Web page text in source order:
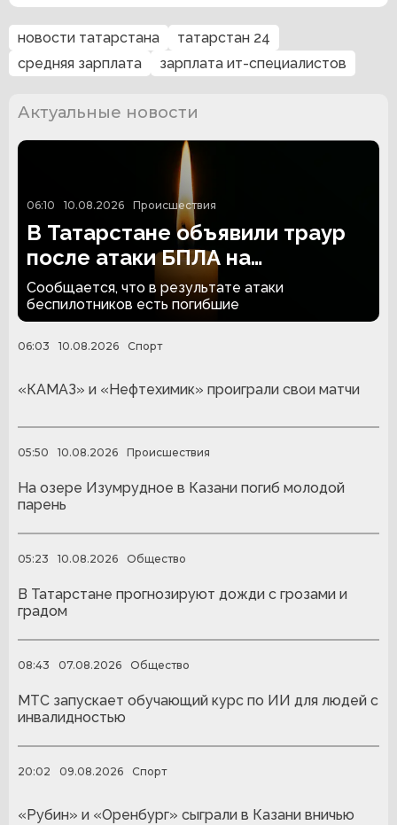
новости татарстана
татарстан 24
средняя зарплата
зарплата ит-специалистов
Актуальные новости
06:10 10.08.2026 Происшествия
В Татарстане объявили траур
после атаки БПЛА на
Нижнекамск
Сообщается, что в результате атаки
беспилотников есть погибшие
06:03 10.08.2026 Спорт
«КАМАЗ» и «Нефтехимик» проиграли свои матчи
05:50 10.08.2026 Происшествия
На озере Изумрудное в Казани погиб молодой
парень
05:23 10.08.2026 Общество
В Татарстане прогнозируют дожди с грозами и
градом
08:43 07.08.2026 Общество
МТС запускает обучающий курс по ИИ для людей с
инвалидностью
20:02 09.08.2026 Спорт
«Рубин» и «Оренбург» сыграли в Казани вничью